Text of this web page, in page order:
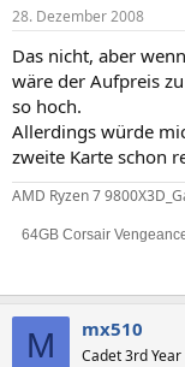
28. Dezember 2008
Das nicht, aber
wäre der Aufpreis
so hoch.
Allerdings würde
zweite Karte schon
AMD Ryzen 7
64GB Corsair
M mx510
Cadet 3rd Year